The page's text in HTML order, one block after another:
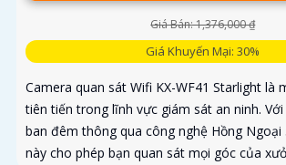
Giá Bán: 1,376,000 ₫
Giá Khuyến Mại: 30%
Camera quan sát Wifi KX-WF41 Starlight là
tiên tiến trong lĩnh vực giám sát an ninh.
ban đêm thông qua công nghệ Hồng Ngoại
này cho phép bạn quan sát mọi góc của